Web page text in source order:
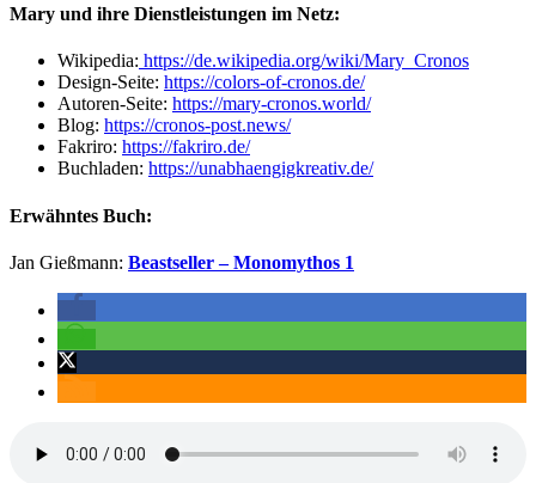
Mary und ihre Dienstleistungen im Netz:
Wikipedia: https://de.wikipedia.org/wiki/Mary_Cronos
Design-Seite: https://colors-of-cronos.de/
Autoren-Seite: https://mary-cronos.world/
Blog: https://cronos-post.news/
Fakriro: https://fakriro.de/
Buchladen: https://unabhaengigkreativ.de/
Erwähntes Buch:
Jan Gießmann: Beastseller – Monomythos 1